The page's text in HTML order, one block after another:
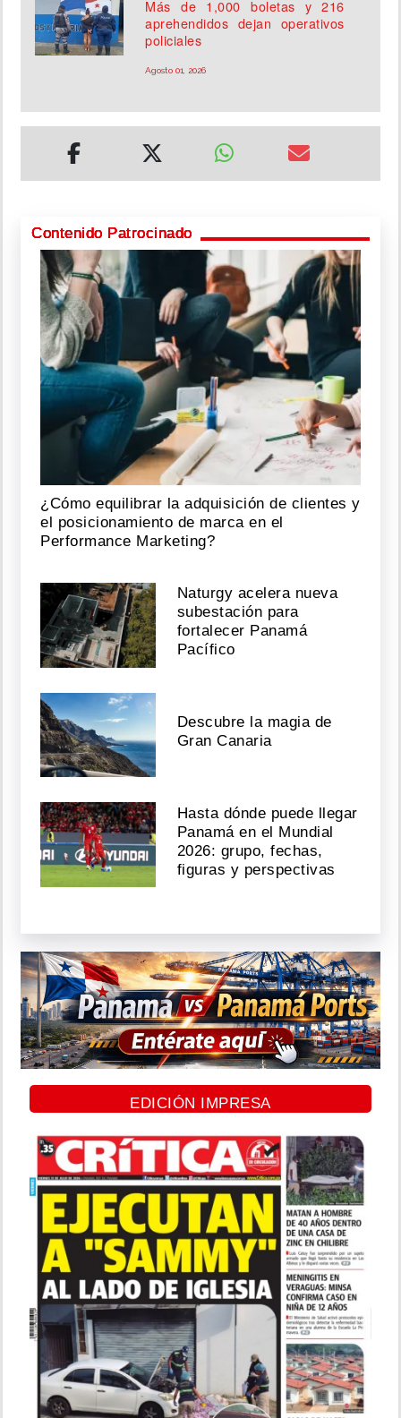
Más de 1,000 boletas y 216
aprehendidos dejan operativos
policiales
Agosto 01, 2026
Contenido Patrocinado
¿Cómo equilibrar la adquisición de clientes y
el posicionamiento de marca en el
Performance Marketing?
Naturgy acelera nueva
subestación para
fortalecer Panamá
Pacífico
Descubre la magia de
Gran Canaria
Hasta dónde puede llegar
Panamá en el Mundial
2026: grupo, fechas,
figuras y perspectivas
EDICIÓN IMPRESA